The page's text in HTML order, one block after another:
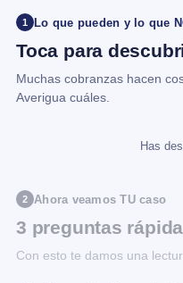
1 Lo que pueden y lo que
Toca para
Muchas cobranzas hacen
Averigua cuáles.
Has
2 Ahora veamos TU caso
3 preguntas
Con esto te damos una